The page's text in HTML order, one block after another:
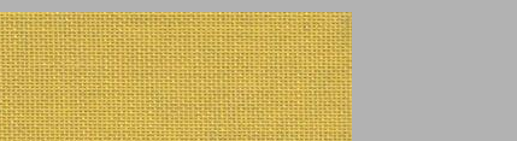
הגיונות אמסטרדמיים פנומנולוגיה של ההכרה ... 0